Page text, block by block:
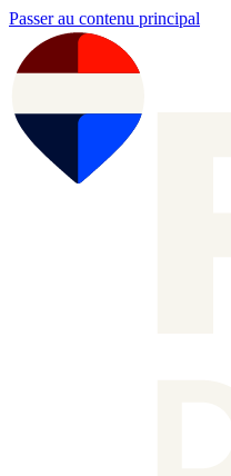
Passer au contenu principal